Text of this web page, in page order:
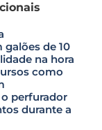
de 10
na hora
como
perfurador
durante a